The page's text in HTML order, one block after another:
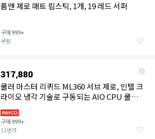
롬앤 제로 매트 립스틱, 1개, 19 레드 서퍼
구매999+
쿠팡
317,880
쿨러 마스터 리퀴드 ML360 서브 제로, 인텔 크
라이오 냉각 기술로 구동되는 AIO CPU 쿨러,
디에이터(MLZ-D36M-A19PK-12)
구매999+
11번가